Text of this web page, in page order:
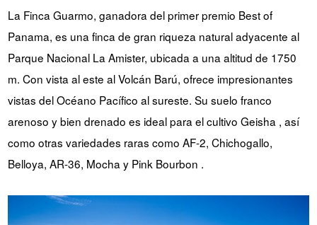
La Finca Guarmo, ganadora del primer premio Best of
Panama, es una finca de gran riqueza natural adyacente al
Parque Nacional La Amister, ubicada a una altitud de 1750
m. Con vista al este al Volcán Barú, ofrece impresionantes
vistas del Océano Pacífico al sureste. Su suelo franco
arenoso y bien drenado es ideal para el cultivo Geisha , así
como otras variedades raras como AF-2, Chichogallo,
Belloya, AR-36, Mocha y Pink Bourbon .